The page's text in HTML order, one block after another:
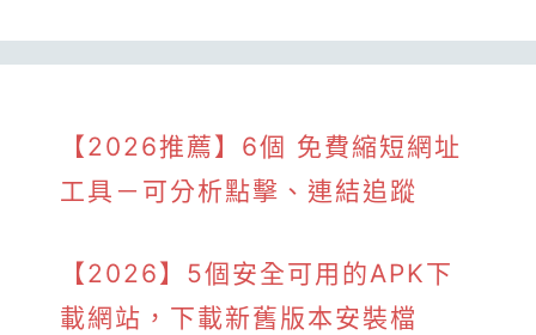
【2026推薦】6個 免費縮短網址
工具－可分析點擊、連結追蹤
【2026】5個安全可用的APK下
載網站，下載新舊版本安裝檔